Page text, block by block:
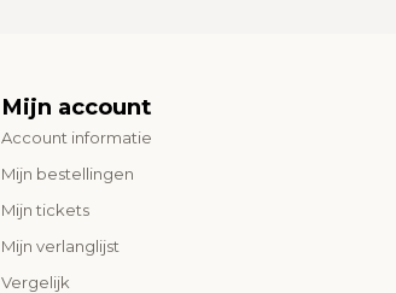
Mijn account
Account informatie
Mijn bestellingen
Mijn tickets
Mijn verlanglijst
Vergelijk